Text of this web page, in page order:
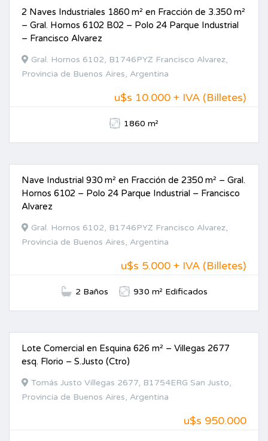
2 Naves Industriales 1860 m² en Fracción de 3.350 m²
– Gral. Hornos 6102 B02 – Polo 24 Parque Industrial
– Francisco Alvarez
Gral. Hornos 6102, B1746PYZ Francisco Alvarez,
Provincia de Buenos Aires, Argentina
u$s 10.000 + IVA (Billetes)
1860 m²
Nave Industrial 930 m² en Fracción de 2350 m² – Gral.
Hornos 6102 – Polo 24 Parque Industrial – Francisco
Alvarez
Gral. Hornos 6102, B1746PYZ Francisco Alvarez,
Provincia de Buenos Aires, Argentina
u$s 5.000 + IVA (Billetes)
2 Baños 930 m² Edificados
Lote Comercial en Esquina 626 m² – Villegas 2677
esq. Florio – S.Justo (Ctro)
Tomás Justo Villegas 2677, B1754ERG San Justo,
Provincia de Buenos Aires, Argentina
u$s 950.000